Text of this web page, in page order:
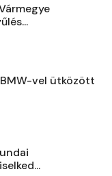
vel ütközött